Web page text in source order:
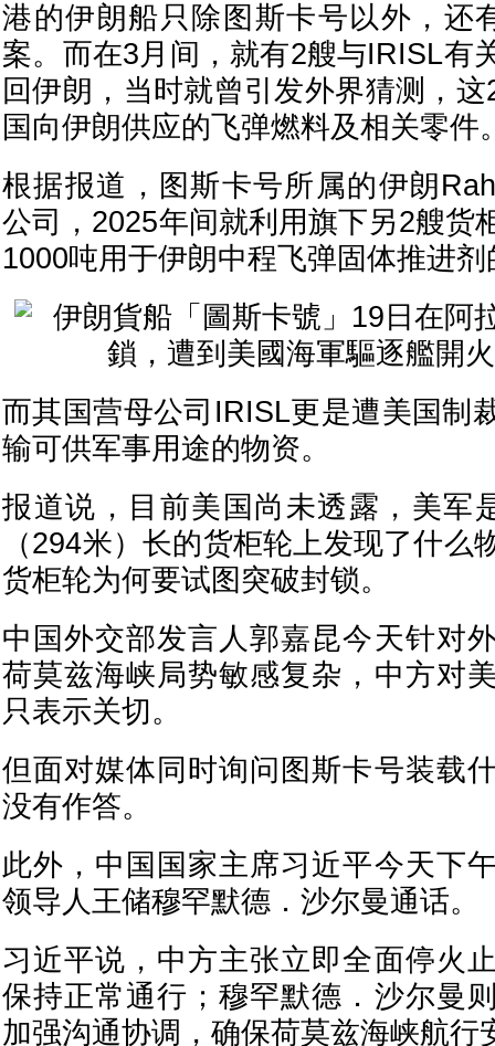
港的伊朗船只除图斯卡号以外，还
案。而在3月间，就有2艘与IRISL有
回伊朗，当时就曾引发外界猜测，
国向伊朗供应的飞弹燃料及相关零件
根据报道，图斯卡号所属的伊朗
公司，2025年间就利用旗下另2艘货
1000吨用于伊朗中程飞弹固体推进
而其国营母公司IRISL更是遭美国制
输可供军事用途的物资。
报道说，目前美国尚未透露，美军
（294米）长的货柜轮上发现了什么
货柜轮为何要试图突破封锁。
中国外交部发言人郭嘉昆今天针对
荷莫兹海峡局势敏感复杂，中方对
只表示关切。
但面对媒体同时询问图斯卡号装载
没有作答。
此外，中国国家主席习近平今天下
领导人王储穆罕默德．沙尔曼通话。
习近平说，中方主张立即全面停火
保持正常通行；穆罕默德．沙尔曼
加强沟通协调，确保荷莫兹海峡航行